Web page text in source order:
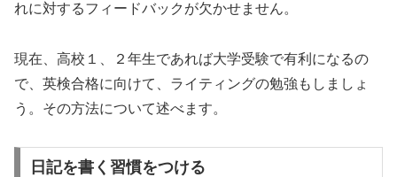
れに対するフィードバックが欠かせません。
現在、高校１、２年生であれば大学受験で有利になるの
で、英検合格に向けて、ライティングの勉強もしましょ
う。その方法について述べます。
日記を書く習慣をつける